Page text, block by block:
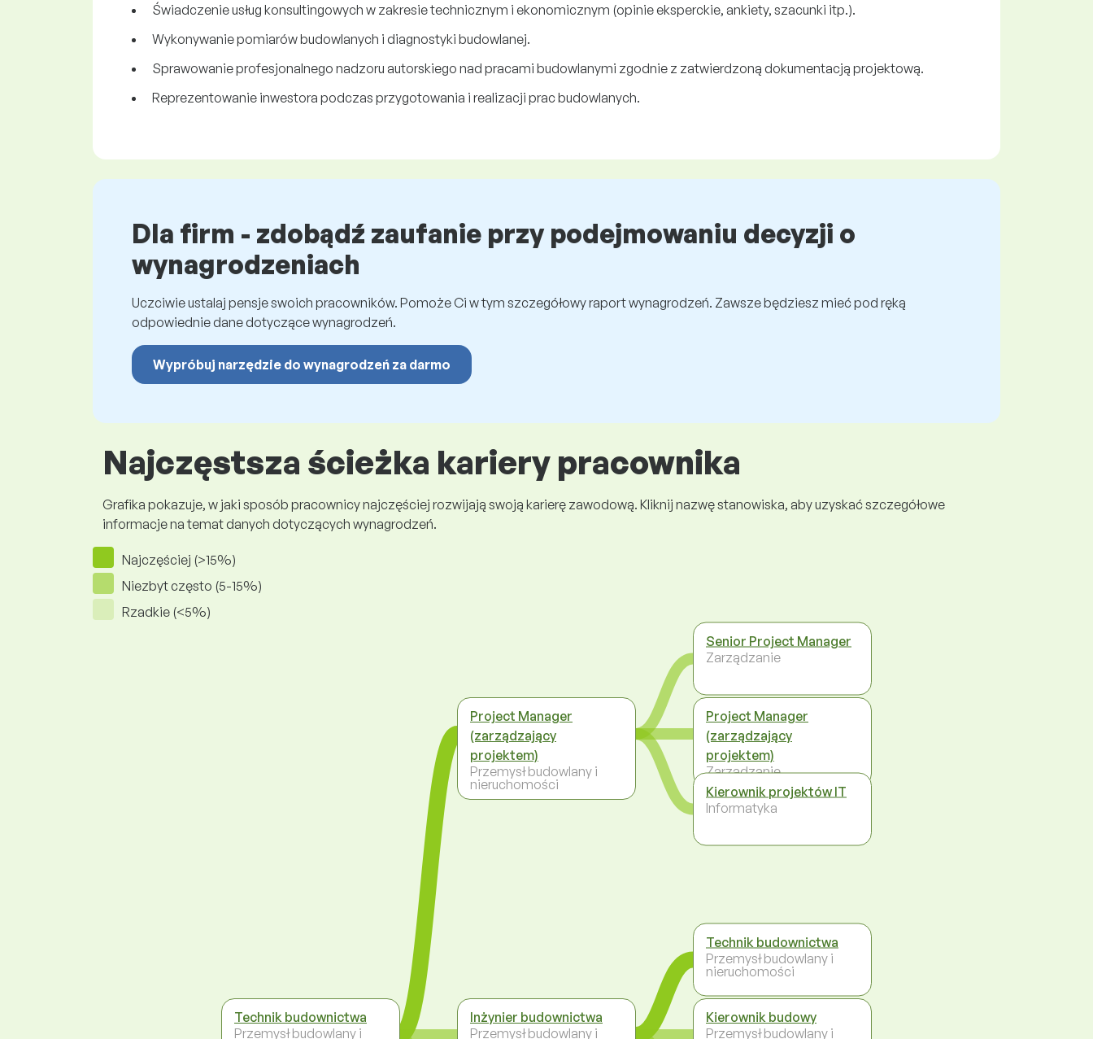
Świadczenie usług konsultingowych w zakresie technicznym i ekonomicznym (opinie eksperckie, ankiety, szacunki itp.).
Wykonywanie pomiarów budowlanych i diagnostyki budowlanej.
Sprawowanie profesjonalnego nadzoru autorskiego nad pracami budowlanymi zgodnie z zatwierdzoną dokumentacją projektową.
Reprezentowanie inwestora podczas przygotowania i realizacji prac budowlanych.
Dla firm - zdobądź zaufanie przy podejmowaniu decyzji o
wynagrodzeniach
Uczciwie ustalaj pensje swoich pracowników. Pomoże Ci w tym szczegółowy raport wynagrodzeń. Zawsze będziesz mieć pod ręką
odpowiednie dane dotyczące wynagrodzeń.
Wypróbuj narzędzie do wynagrodzeń za darmo
Najczęstsza ścieżka kariery pracownika
Grafika pokazuje, w jaki sposób pracownicy najczęściej rozwijają swoją karierę zawodową. Kliknij nazwę stanowiska, aby uzyskać szczegółowe
informacje na temat danych dotyczących wynagrodzeń.
Najczęściej (>15%)
Niezbyt często (5-15%)
Rzadkie (<5%)
Technik budownictwa
Przemysł budowlany i
Project Manager
(zarządzający
projektem)
Przemysł budowlany i
nieruchomości
Inżynier budownictwa
Przemysł budowlany i
Senior Project Manager
Zarządzanie
Project Manager
(zarządzający
projektem)
Zarządzanie
Kierownik projektów IT
Informatyka
Technik budownictwa
Przemysł budowlany i
nieruchomości
Kierownik budowy
Przemysł budowlany i